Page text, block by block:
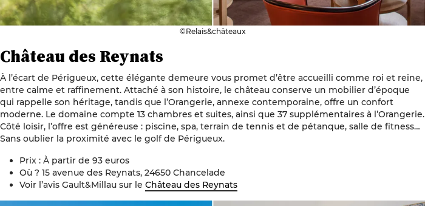
©Relais&châteaux
Château des Reynats
À l’écart de Périgueux, cette élégante demeure vous promet d’être accueilli comme roi et reine,
entre calme et raffinement. Attaché à son histoire, le château conserve un mobilier d’époque
qui rappelle son héritage, tandis que l’Orangerie, annexe contemporaine, offre un confort
moderne. Le domaine compte 13 chambres et suites, ainsi que 37 supplémentaires à l’Orangerie.
Côté loisir, l’offre est généreuse : piscine, spa, terrain de tennis et de pétanque, salle de fitness…
Sans oublier la proximité avec le golf de Périgueux.
Prix : À partir de 93 euros
Où ? 15 avenue des Reynats, 24650 Chancelade
Voir l’avis Gault&Millau sur le Château des Reynats